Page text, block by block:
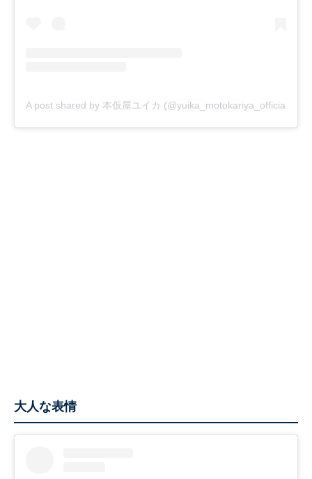
A post shared by 本仮屋ユイカ (@yuika_motokariya_official)
大人な表情